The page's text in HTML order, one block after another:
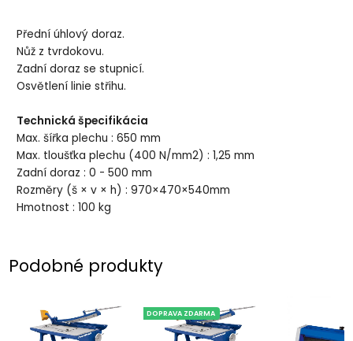
Přední úhlový doraz.
Nůž z tvrdokovu.
Zadní doraz se stupnicí.
Osvětlení linie střihu.
Technická špecifikácia
Max. šířka plechu : 650 mm
Max. tloušťka plechu (400 N/mm2) : 1,25 mm
Zadní doraz : 0 - 500 mm
Rozměry (š × v × h) : 970×470×540mm
Hmotnost : 100 kg
Podobné produkty
DOPRAVA ZDARMA